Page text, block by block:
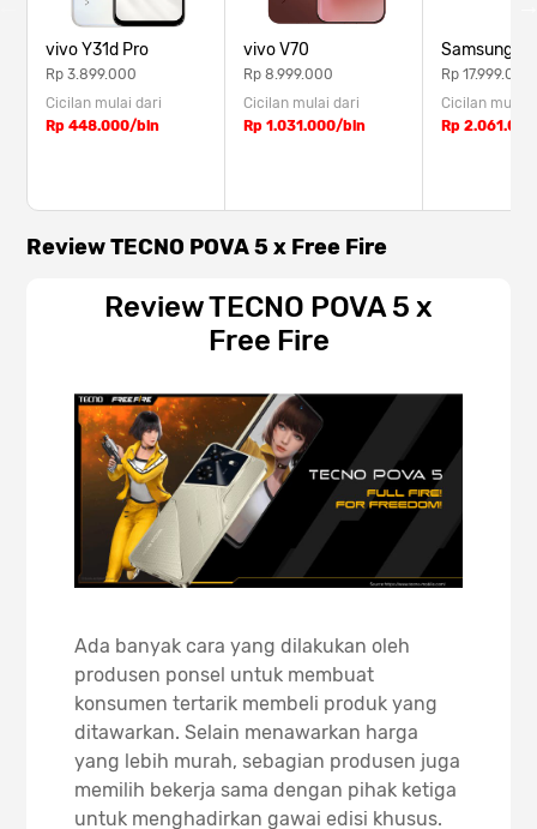
vivo Y31d Pro
Rp 3.899.000
Cicilan mulai dari
Rp 448.000/bln
vivo V70
Rp 8.999.000
Cicilan mulai dari
Rp 1.031.000/bln
Samsung Z
Rp 17.999.000
Cicilan mulai
Rp
Review TECNO POVA 5 x Free Fire
Review TECNO POVA 5 x
Free Fire
Ada banyak cara yang dilakukan oleh
produsen ponsel untuk membuat
konsumen tertarik membeli produk yang
ditawarkan. Selain menawarkan harga
yang lebih murah, sebagian produsen juga
memilih bekerja sama dengan pihak ketiga
untuk menghadirkan gawai edisi khusus.